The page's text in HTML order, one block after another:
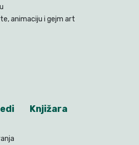
animaciju i gejm art
Knjižara